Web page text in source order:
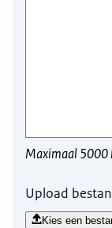
Maximaal 5000
Upload
Kies een